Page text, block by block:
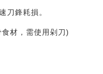
刀鋒耗損。
材，需使用剁刀)